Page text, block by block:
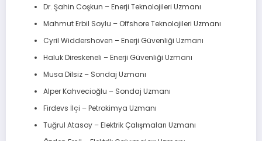
Dr. Şahin Coşkun – Enerji Teknolojileri Uzmanı
Mahmut Erbil Soylu – Offshore Teknolojileri Uzmanı
Cyril Widdershoven – Enerji Güvenliği Uzmanı
Haluk Direskeneli – Enerji Güvenliği Uzmanı
Musa Dilsiz – Sondaj Uzmanı
Alper Kahvecioğlu – Sondaj Uzmanı
Firdevs İlçi – Petrokimya Uzmanı
Tuğrul Atasoy – Elektrik Çalışmaları Uzmanı